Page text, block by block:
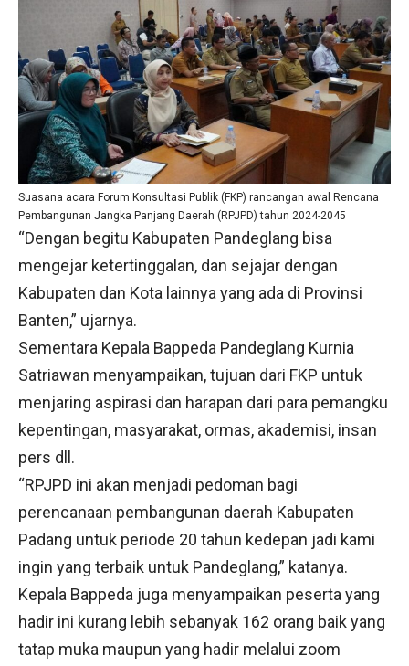
Suasana acara Forum Konsultasi Publik (FKP) rancangan awal Rencana
Pembangunan Jangka Panjang Daerah (RPJPD) tahun 2024-2045
“Dengan begitu Kabupaten Pandeglang bisa
mengejar ketertinggalan, dan sejajar dengan
Kabupaten dan Kota lainnya yang ada di Provinsi
Banten,” ujarnya.
Sementara Kepala Bappeda Pandeglang Kurnia
Satriawan menyampaikan, tujuan dari FKP untuk
menjaring aspirasi dan harapan dari para pemangku
kepentingan, masyarakat, ormas, akademisi, insan
pers dll.
“RPJPD ini akan menjadi pedoman bagi
perencanaan pembangunan daerah Kabupaten
Padang untuk periode 20 tahun kedepan jadi kami
ingin yang terbaik untuk Pandeglang,” katanya.
Kepala Bappeda juga menyampaikan peserta yang
hadir ini kurang lebih sebanyak 162 orang baik yang
tatap muka maupun yang hadir melalui zoom